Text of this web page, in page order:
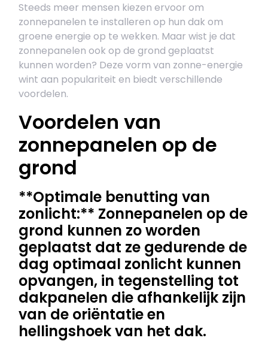
Steeds meer mensen kiezen ervoor om
zonnepanelen te installeren op hun dak om
groene energie op te wekken. Maar wist je dat
zonnepanelen ook op de grond geplaatst
kunnen worden? Deze vorm van zonne-energie
wint aan populariteit en biedt verschillende
voordelen.
Voordelen van
zonnepanelen op de
grond
**Optimale benutting van
zonlicht:** Zonnepanelen op de
grond kunnen zo worden
geplaatst dat ze gedurende de
dag optimaal zonlicht kunnen
opvangen, in tegenstelling tot
dakpanelen die afhankelijk zijn
van de oriëntatie en
hellingshoek van het dak.